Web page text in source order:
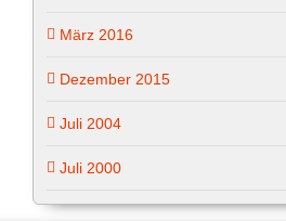
März 2016
Dezember 2015
Juli 2004
Juli 2000